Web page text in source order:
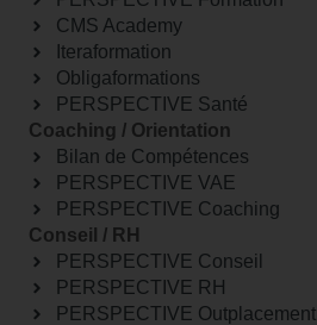
CMS Academy
Iteraformation
Obligaformations
PERSPECTIVE Santé
Coaching / Orientation
Bilan de Compétences
PERSPECTIVE VAE
PERSPECTIVE Coaching
Conseil / RH
PERSPECTIVE Conseil
PERSPECTIVE RH
PERSPECTIVE Outplacement